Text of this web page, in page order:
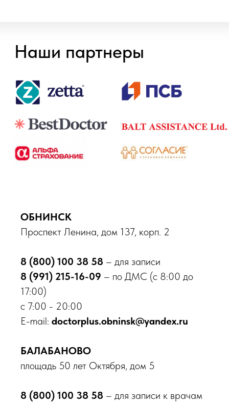
ОБНИНСК
Проспект Ленина, дом 137, корп. 2
8 (800) 100 38 58 – для записи
8 (991) 215-16-09 – по ДМС (с 8:00 до
17:00)
с 7:00 - 20:00
E-mail: doctorplus.obninsk@yandex.ru
БАЛАБАНОВО
площадь 50 лет Октября, дом 5
8 (800) 100 38 58 – для записи к врачам
О клинике
Онлайн запись
Обнинск
пр-кт Ленина, д. 137, корп. 2
Балабаново
8 800 100-38-58
Бесплатный звонок по России